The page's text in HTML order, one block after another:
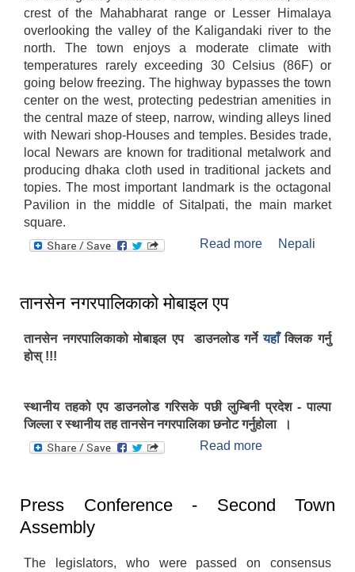
crest of the Mahabharat range or Lesser Himalaya
overlooking the valley of the Kaligandaki river to the
north. The town enjoys a moderate climate with
temperatures rarely exceeding 30 Celsius (86F) or
going below freezing. The highway bypasses the town
center on the west, protecting pedestrian amenities in
the central maze of steep, narrow, winding alleys lined
with Newari shop-Houses and temples. Besides trade,
local Newars are known for traditional metalwork and
producing dhaka cloth used in traditional jackets and
topies. The most important landmark is the octagonal
Pavilion in the middle of Sitalpati, the main market
square.
Read more about
Nepali
तानसेन नगरपालिकाको मोबाइल एप
तानसेन नगरपालिकाको मोबाइल एप डाउनलोड गर्नेयहाँक्लिक गर्नु
होस् !!!
स्थानीय तहको एप डाउनलोड गरिसके पछी लुम्बिनी प्रदेश - पाल्पा
जिल्ला र स्थानीय तह तानसेन नगरपालिका छनोट गर्नुहोला ।
Read more
Press Conference - Second Town
Assembly
The legislators, who were passed on consensus